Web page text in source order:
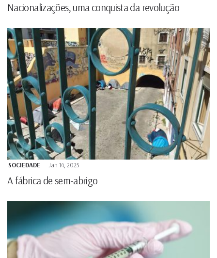
Nacionalizações, uma conquista da revolução
SOCIEDADE Jan 14, 2025
A fábrica de sem-abrigo